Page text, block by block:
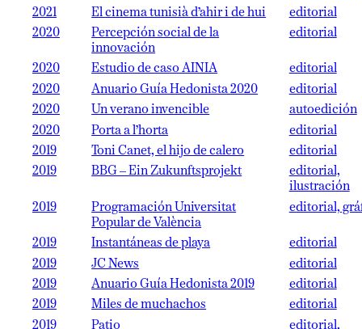
2021
El cinema tunisià d’ahir i de hui
editorial
2020
Percepción social de la
innovación
editorial
2020 Estudio de caso AINIA
editorial
2020
Anuario Guía Hedonista 2020
editorial
2020
Un verano invencible
autoedición
2020
Porta a l’horta
editorial
2019
Toni Canet, el hijo de calero
editorial
2019
BBG – Ein Zukunftsprojekt
editorial,
ilustración
2019
Programación Universitat
Popular de València
editorial,
2019 Instantáneas de playa
editorial
2019
JC News
editorial
2019
Anuario Guía Hedonista 2019
editorial
2019
Miles de muchachos
editorial
2019
Patio editorial,